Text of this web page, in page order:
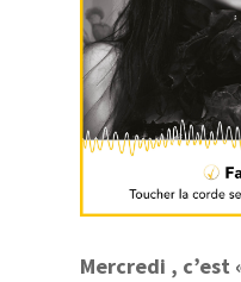
Mercredi , c’est